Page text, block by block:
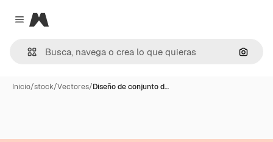
Close menu
Magnific
Inicio/stock/Vectores/Diseño de conjunto d…